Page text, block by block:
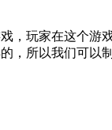
玩家在这个游
，所以我们可